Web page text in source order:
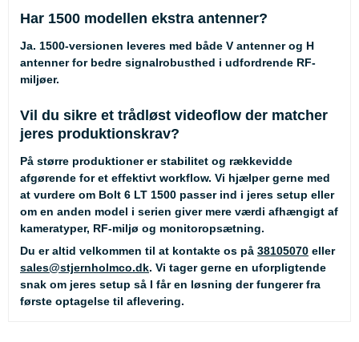
Har 1500 modellen ekstra antenner?
Ja. 1500-versionen leveres med både V antenner og H
antenner for bedre signalrobusthed i udfordrende RF-
miljøer.
Vil du sikre et trådløst videoflow der matcher
jeres produktionskrav?
På større produktioner er stabilitet og rækkevidde
afgørende for et effektivt workflow. Vi hjælper gerne med
at vurdere om Bolt 6 LT 1500 passer ind i jeres setup eller
om en anden model i serien giver mere værdi afhængigt af
kameratyper, RF-miljø og monitoropsætning.
Du er altid velkommen til at kontakte os på 38105070 eller
sales@stjernholmco.dk. Vi tager gerne en uforpligtende
snak om jeres setup så I får en løsning der fungerer fra
første optagelse til aflevering.